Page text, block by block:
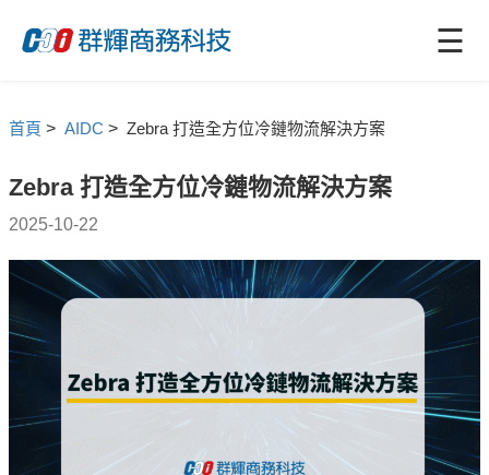
☰
首頁 > AIDC > Zebra 打造全方位冷鏈物流解決方案
Zebra 打造全方位冷鏈物流解決方案
2025-10-22